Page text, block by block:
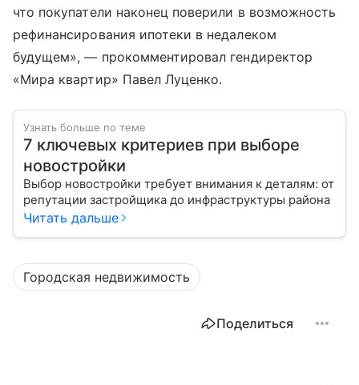
что покупатели наконец поверили в возможность
рефинансирования ипотеки в недалеком
будущем», — прокомментировал гендиректор
«Мира квартир» Павел Луценко.
Узнать больше по теме
7 ключевых критериев при выборе
новостройки
Выбор новостройки требует внимания к деталям: от
репутации застройщика до инфраструктуры района
Читать дальше
Городская недвижимость
Поделиться